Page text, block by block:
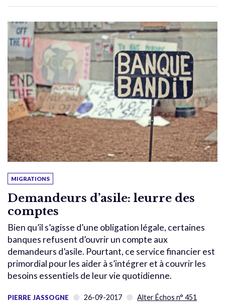
MIGRATIONS
Demandeurs d’asile: leurre des
comptes
Bien qu’il s’agisse d’une obligation légale, certaines
banques refusent d’ouvrir un compte aux
demandeurs d’asile. Pourtant, ce service financier est
primordial pour les aider à s’intégrer et à couvrir les
besoins essentiels de leur vie quotidienne.
PIERRE JASSOGNE 26-09-2017 Alter Échos n° 451